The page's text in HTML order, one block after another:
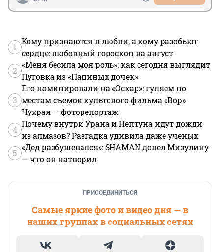
1
Кому признаются в любви, а кому разобьют
сердце: любовный гороскоп на август
2
«Меня бесила моя роль»: как сегодня выглядит
Пуговка из «Папиных дочек»
3
Его номинировали на «Оскар»: гуляем по
местам съемок культового фильма «Вор»
Чухрая — фоторепортаж
4
Почему внутри Урана и Нептуна идут дожди
из алмазов? Разгадка удивила даже ученых
5
«Дед разбушевался»: SHAMAN довел Мизулину
— что он натворил
ПРИСОЕДИНИТЬСЯ
Самые яркие фото и видео дня — в
наших группах в социальных сетях